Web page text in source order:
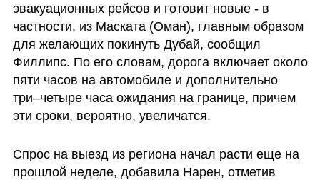
эвакуационных рейсов и готовит новые - в
частности, из Маската (Оман), главным образом
для желающих покинуть Дубай, сообщил
Филлипс. По его словам, дорога включает около
пяти часов на автомобиле и дополнительно
три–четыре часа ожидания на границе, причем
эти сроки, вероятно, увеличатся.
Спрос на выезд из региона начал расти еще на
прошлой неделе, добавила Нарен, отметив